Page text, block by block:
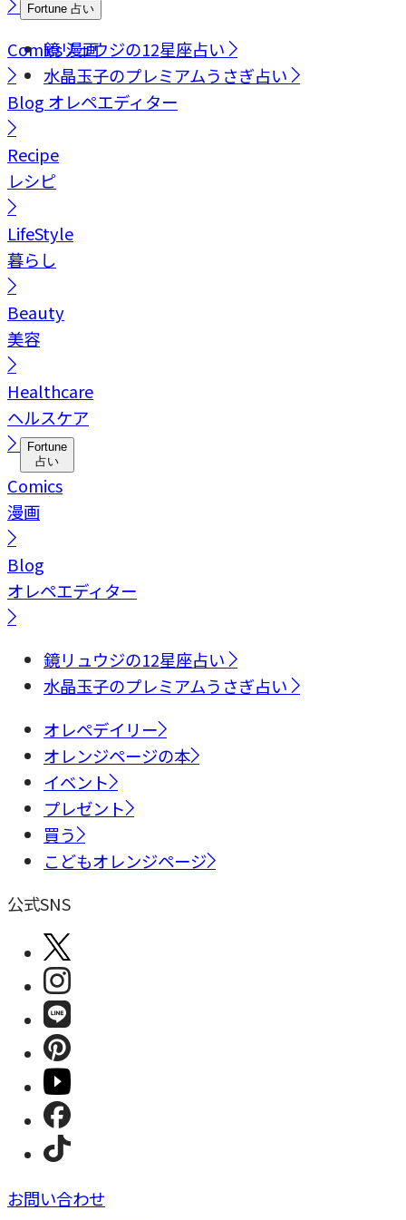
Fortune 占い
鏡リュウジの12星座占い
水晶玉子のプレミアムうさぎ占い
Comics漫画
Blog オレペエディター
Recipe
レシピ
LifeStyle
暮らし
Beauty
美容
Healthcare
ヘルスケア
Fortune
占い
Comics
漫画
Blog
オレペエディター
鏡リュウジの12星座占い
水晶玉子のプレミアムうさぎ占い
オレペデイリー
オレンジページの本
イベント
プレゼント
買う
こどもオレンジページ
公式SNS
お問い合わせ